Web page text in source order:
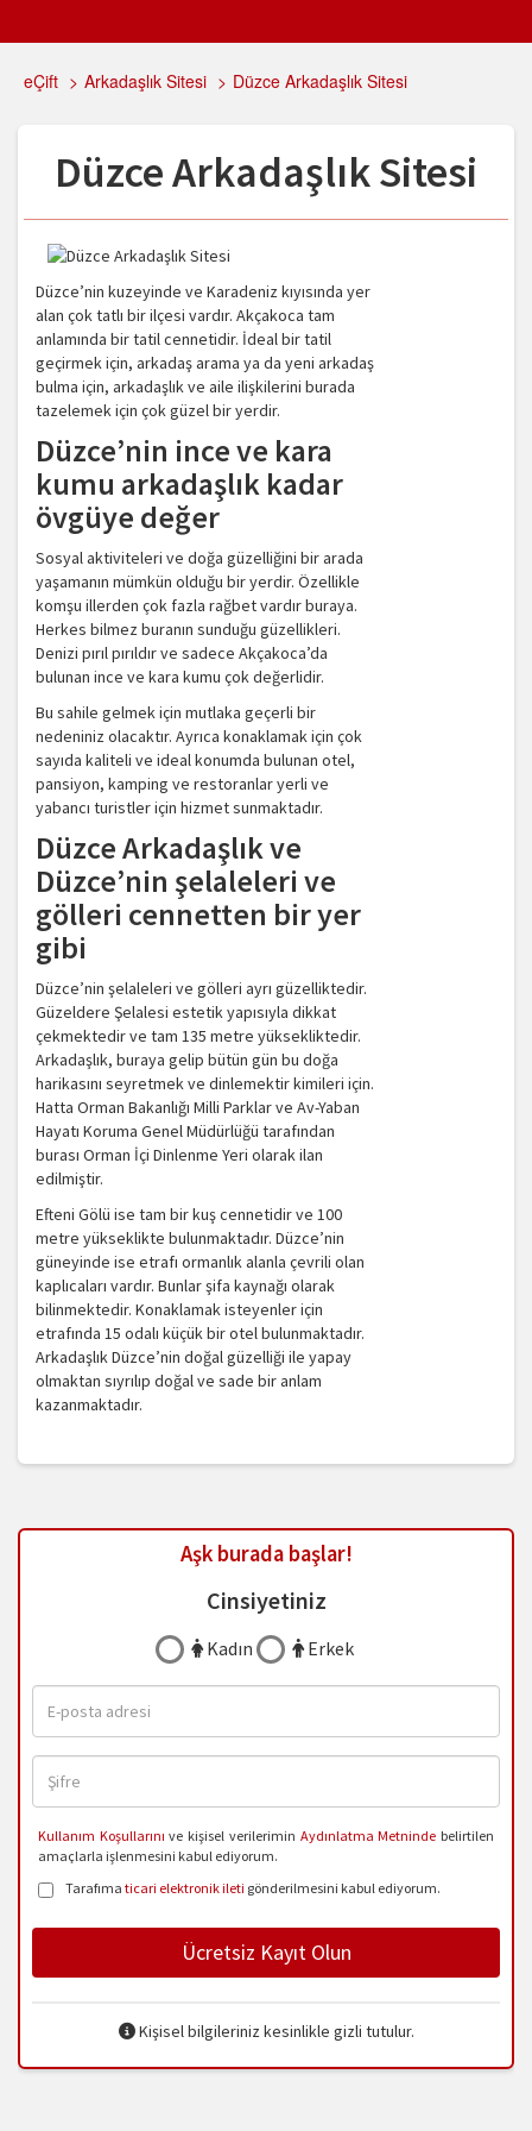
eÇift > Arkadaşlık Sitesi > Düzce Arkadaşlık Sitesi
Düzce Arkadaşlık Sitesi
Düzce’nin kuzeyinde ve Karadeniz kıyısında yer
alan çok tatlı bir ilçesi vardır. Akçakoca tam
anlamında bir tatil cennetidir. İdeal bir tatil
geçirmek için, arkadaş arama ya da yeni arkadaş
bulma için, arkadaşlık ve aile ilişkilerini burada
tazelemek için çok güzel bir yerdir.
Düzce’nin ince ve kara
kumu arkadaşlık kadar
övgüye değer
Sosyal aktiviteleri ve doğa güzelliğini bir arada
yaşamanın mümkün olduğu bir yerdir. Özellikle
komşu illerden çok fazla rağbet vardır buraya.
Herkes bilmez buranın sunduğu güzellikleri.
Denizi pırıl pırıldır ve sadece Akçakoca’da
bulunan ince ve kara kumu çok değerlidir.
Bu sahile gelmek için mutlaka geçerli bir
nedeniniz olacaktır. Ayrıca konaklamak için çok
sayıda kaliteli ve ideal konumda bulunan otel,
pansiyon, kamping ve restoranlar yerli ve
yabancı turistler için hizmet sunmaktadır.
Düzce Arkadaşlık ve
Düzce’nin şelaleleri ve
gölleri cennetten bir yer
gibi
Düzce’nin şelaleleri ve gölleri ayrı güzelliktedir.
Güzeldere Şelalesi estetik yapısıyla dikkat
çekmektedir ve tam 135 metre yüksekliktedir.
Arkadaşlık, buraya gelip bütün gün bu doğa
harikasını seyretmek ve dinlemektir kimileri için.
Hatta Orman Bakanlığı Milli Parklar ve Av-Yaban
Hayatı Koruma Genel Müdürlüğü tarafından
burası Orman İçi Dinlenme Yeri olarak ilan
edilmiştir.
Efteni Gölü ise tam bir kuş cennetidir ve 100
metre yükseklikte bulunmaktadır. Düzce’nin
güneyinde ise etrafı ormanlık alanla çevrili olan
kaplıcaları vardır. Bunlar şifa kaynağı olarak
bilinmektedir. Konaklamak isteyenler için
etrafında 15 odalı küçük bir otel bulunmaktadır.
Arkadaşlık Düzce’nin doğal güzelliği ile yapay
olmaktan sıyrılıp doğal ve sade bir anlam
kazanmaktadır.
Aşk burada başlar!
Cinsiyetiniz
Kadın Erkek
Kullanım Koşullarını ve kişisel verilerimin Aydınlatma Metninde belirtilen
amaçlarla işlenmesini kabul ediyorum.
Tarafıma ticari elektronik ileti gönderilmesini kabul ediyorum.
Ücretsiz Kayıt Olun
Kişisel bilgileriniz kesinlikle gizli tutulur.